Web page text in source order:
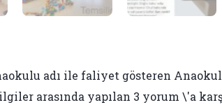
adı ile faliyet gösteren
arasında yapılan 3 yorum \'a